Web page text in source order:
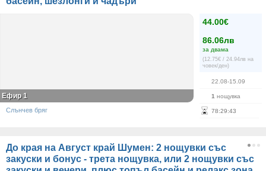
44.00€
86.06лв
за двама
(12.75€ / 24.94лв на
човек/ден)
22.08-15.09
1 нощувка
78:29:42
Ефир 1
Слънчев бряг
До края на Август край Шумен: 2 нощувки със
закуски и бонус - трета нощувка, или 2 нощувки със